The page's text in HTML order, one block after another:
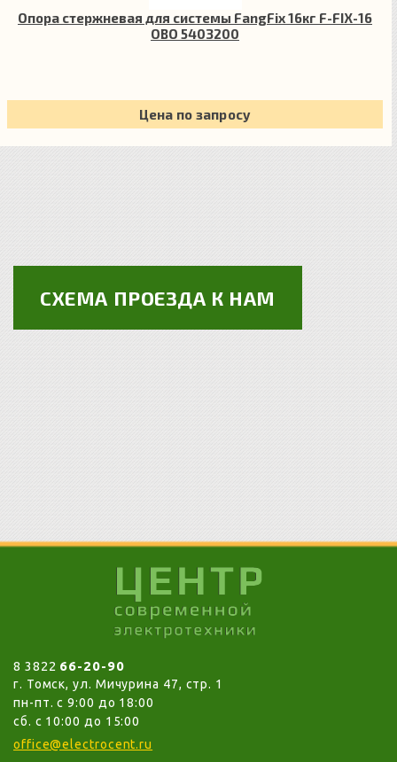
Опора стержневая для системы FangFix 16кг F-FIX-16
OBO 5403200
Цена по запросу
СХЕМА ПРОЕЗДА К НАМ
8 3822 66-20-90
г. Томск, ул. Мичурина 47, стр. 1
пн-пт. c 9:00 до 18:00
сб. с 10:00 до 15:00
office@electrocent.ru